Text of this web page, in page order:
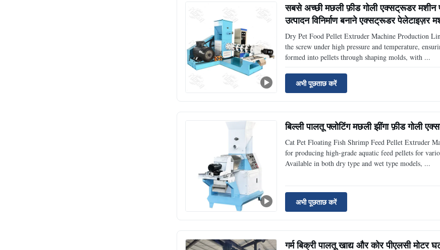
सबसे अच्छी मछली फ़ीड गोली एक्सट्रूडर मशीन
उत्पादन विनिर्माण बनाने एक्सट्रूडर पेलेटाइज़र
Dry Pet Food Pellet Extruder Machine Production
the screw under high pressure and temperature,
formed into pellets through shaping molds, with ...
अभी पूछताछ करें
बिल्ली पालतू फ्लोटिंग मछली झींगा फ़ीड गोली
Cat Pet Floating Fish Shrimp Feed Pellet Extruder
for producing high-grade aquatic feed pellets for
Available in both dry type and wet type models, ...
अभी पूछताछ करें
गर्म बिक्री पालतू खाद्य और कोर पीएलसी